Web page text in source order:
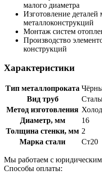
малого диаметра
Изготовление
металлоконструкций
Монтаж систем
Производство
конструкций
Характеристики
Тип металлопроката
Вид труб
Метод изготовления
Диаметр, мм
16
Толщина стенки, мм 2
Марка стали
Ст20
Мы работаем с
Способы оплаты: